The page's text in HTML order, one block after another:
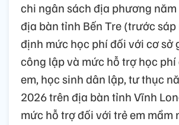
chi ngân sách địa phương
địa bàn tỉnh Bến Tre (trước
định mức học phí đối với cơ sở
công lập và mức hỗ trợ học
em, học sinh dân lập, tư thục
2026 trên địa bàn tỉnh Vĩnh
mức hỗ trợ đối với trẻ em mầm